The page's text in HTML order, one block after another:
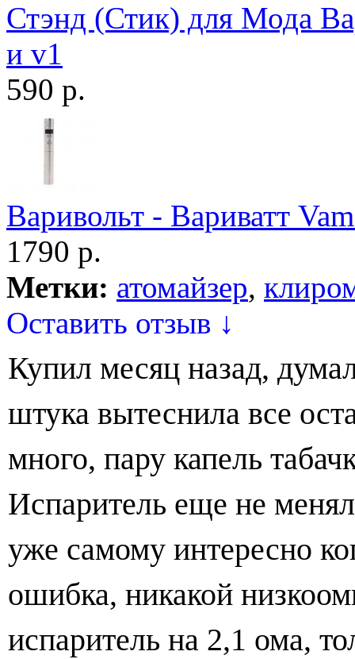
Стэнд (Стик) для Мода
и v1
590 р.
Варивольт - Вариватт
1790 р.
Метки: атомайзер,
Оставить отзыв ↓
Купил месяц назад,
штука вытеснила все
много, пару капель
Испаритель еще не
уже самому интересно
ошибка, никакой
испаритель на 2,1 ома,